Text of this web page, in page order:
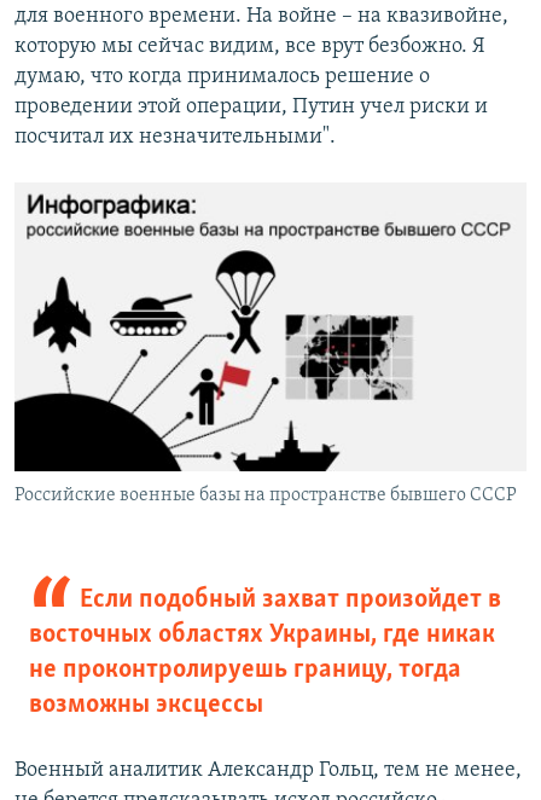
для военного времени. На войне – на квазивойне,
которую мы сейчас видим, все врут безбожно. Я
думаю, что когда принималось решение о
проведении этой операции, Путин учел риски и
посчитал их незначительными".
Российские военные базы на пространстве бывшего СССР
Если подобный захват произойдет в
восточных областях Украины, где никак
не проконтролируешь границу, тогда
возможны эксцессы
Военный аналитик Александр Гольц, тем не менее,